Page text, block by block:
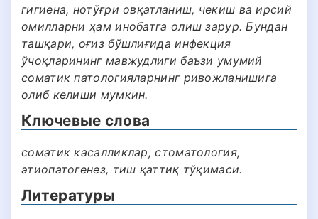
гигиена, нотўғри овқатланиш, чекиш ва ирсий
омилларни ҳам инобатга олиш зарур. Бундан
ташқари, оғиз бўшлиғида инфекция
ўчоқларининг мавжудлиги баъзи умумий
соматик патологияларнинг ривожланишига
олиб келиши мумкин.
Ключевые слова
соматик касалликлар, стоматология,
этиопатогенез, тиш қаттиқ тўқимаси.
Литературы